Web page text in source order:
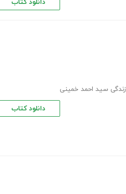
دانلود کتاب
زندگی سید احمد خمینی
دانلود کتاب